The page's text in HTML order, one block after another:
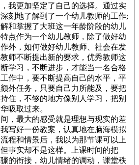
我更加坚定了自己的选择。通过实
刻地了解到了一个幼儿教师的工作;
和掌握了大班这一年龄阶段的幼儿
点作为一个幼儿教师，除了做好幼
外，如何做好幼儿教师、社会在发
师不断提出新的要求，优秀教师这
学习，不断进步，才能当一名合格
作中，要不断提高自己的水平，平
外任务，只要自己力所能及，要把
住，不够的地方像别人学习，把别
吸取过来。
，最大的感受就是理想与现实的差
写好一份教案，认真地在脑海模拟
程和情景后，我以为那节课可以上
事实却不是这样。上课时间的把
的衔接，幼儿情绪的调动，课堂秩